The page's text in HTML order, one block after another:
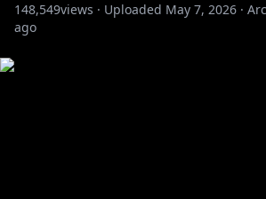
148,549views · Uploaded May 7, 2026 ·
ago